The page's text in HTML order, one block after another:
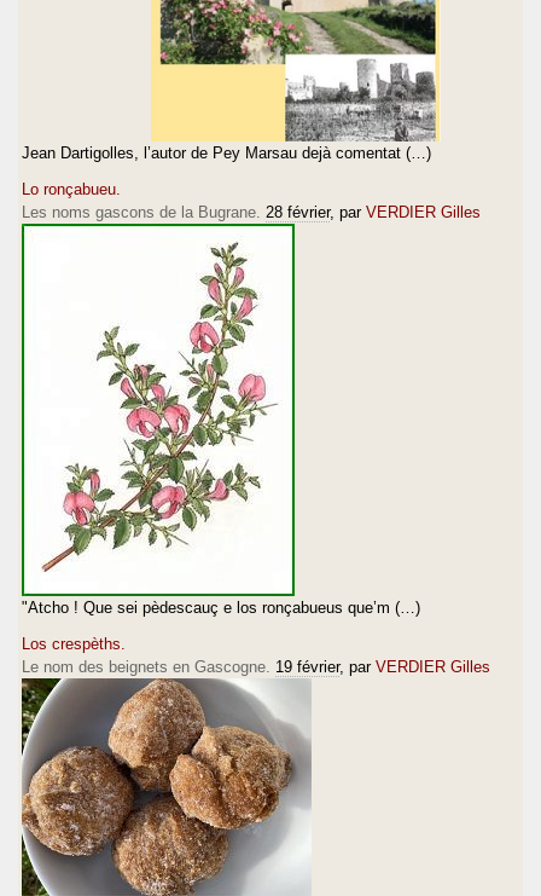
Jean Dartigolles, l’autor de Pey Marsau dejà comentat (…)
Lo ronçabueu.
Les noms gascons de la Bugrane. 28 février, par VERDIER Gilles
"Atcho ! Que sei pèdescauç e los ronçabueus que’m (…)
Los crespèths.
Le nom des beignets en Gascogne. 19 février, par VERDIER Gilles